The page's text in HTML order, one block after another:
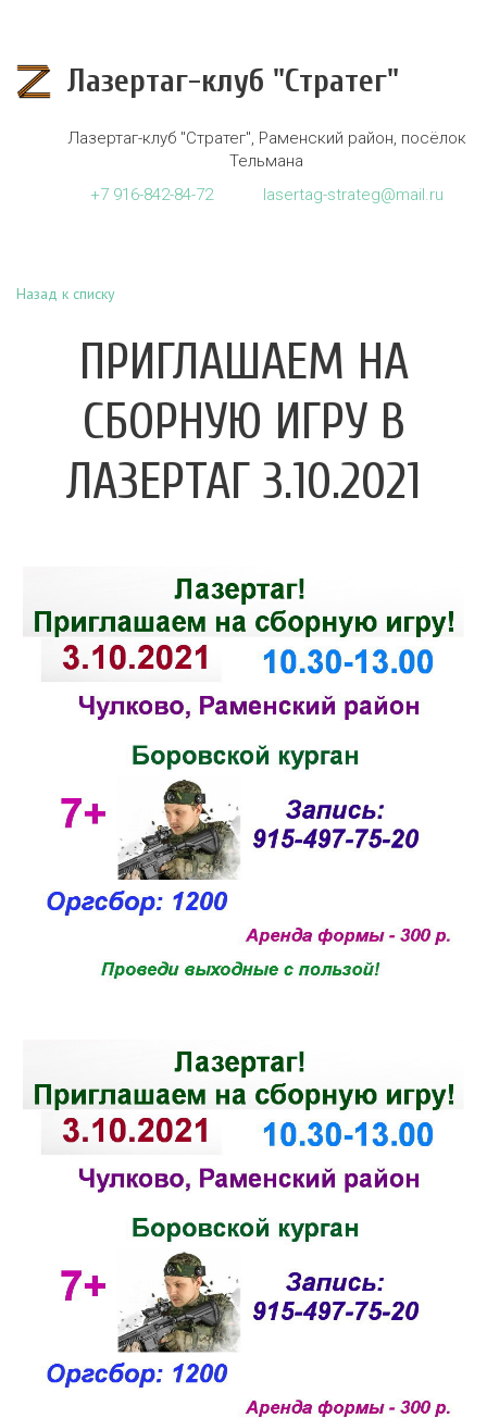
Лазертаг-клуб "Стратег"
Лазертаг-клуб "Стратег", Раменский район, посёлок
Тельмана
+7916-842-84-72 lasertag-strateg@mail.ru
Назад к списку
ПРИГЛАШАЕМ НА
СБОРНУЮ ИГРУ В
ЛАЗЕРТАГ 3.10.2021